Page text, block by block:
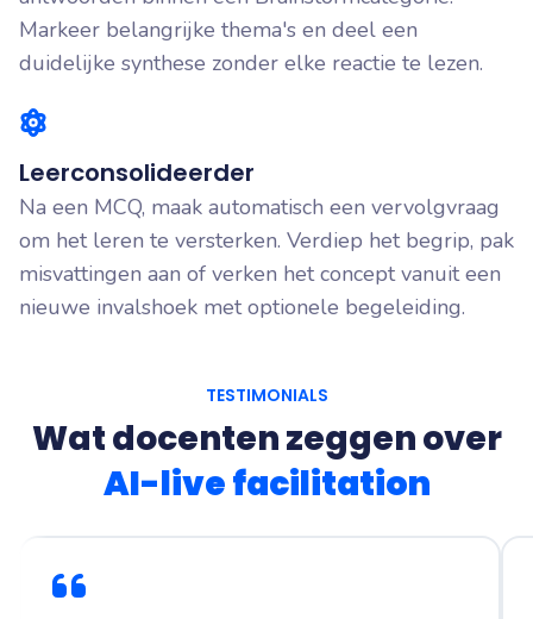
Markeer belangrijke thema's en deel een
duidelijke synthese zonder elke reactie te lezen.
Leerconsolideerder
Na een MCQ, maak automatisch een vervolgvraag
om het leren te versterken. Verdiep het begrip, pak
misvattingen aan of verken het concept vanuit een
nieuwe invalshoek met optionele begeleiding.
TESTIMONIALS
Wat docenten zeggen over
AI-live facilitation